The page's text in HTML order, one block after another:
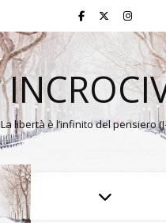
La libertà è l’infinito del pensiero